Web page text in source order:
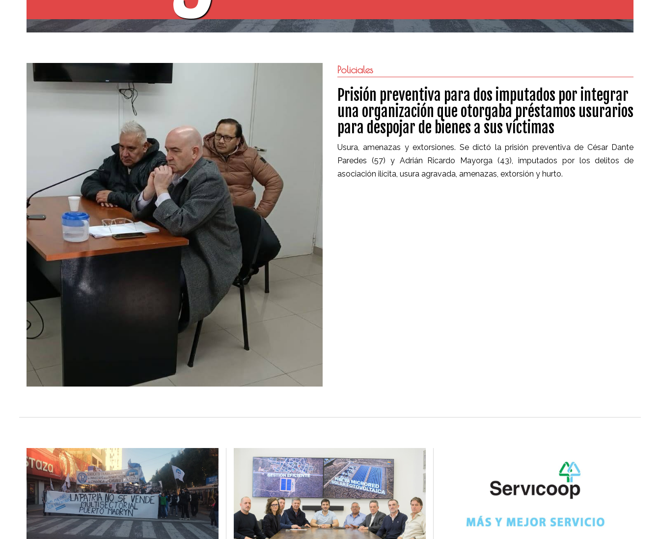
Policiales
Prisión preventiva para dos imputados por integrar
una organización que otorgaba préstamos usurarios
para despojar de bienes a sus víctimas
Usura, amenazas y extorsiones. Se dictó la prisión preventiva de César Dante
Paredes (57) y Adrián Ricardo Mayorga (43), imputados por los delitos de
asociación ilícita, usura agravada, amenazas, extorsión y hurto.